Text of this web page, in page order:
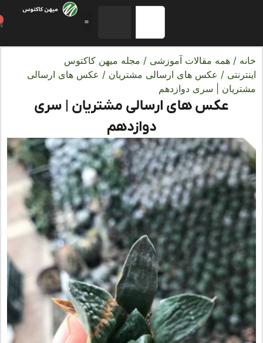
/همه مقالات آموزشی/مجله میهن کاکتوس
/عکس های ارسالی مشتریان/ عکس های ارسالی
| سری دوازدهم
عکس های ارسالی مشتریان | سری
دوازدهم